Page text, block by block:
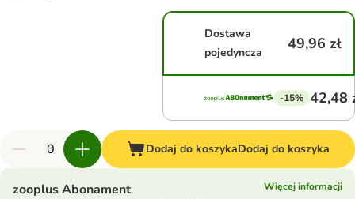
Dostawa
pojedyncza
49,96 zł
-15% 42,48
Dodaj do koszykaDodaj do koszyka
zooplus Abonament
Więcej informacji